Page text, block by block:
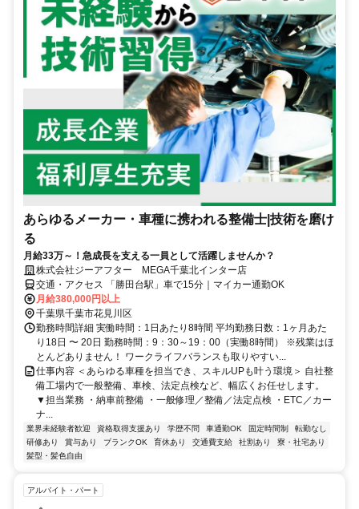
あらゆるメーカー・車種に携われる整備士|技術を磨け
る
月給33万～！急成長を支える一員として活躍しませんか？
株式会社ジーアフター MEGA千葉北インター店
交通・アクセス 「勝田台駅」車で15分｜マイカー通勤OK
月給380,000円以上
千葉県千葉市花見川区
勤務時間詳細 実働時間：1日あたり8時間 平均勤務日数：1ヶ月あた
り18日 〜 20日 勤務時間：9：30～19：00（実働8時間） ※残業はほ
とんどありません！ ワークライフバランスも取りやすい...
仕事内容 ＜あらゆる車種を担当でき、スキルUPも叶う環境＞ 自社整
備工場内で一般整備、車検、法定点検など、幅広くお任せします。
▼担当業務 ・納車前整備 ・一般修理／整備／法定点検 ・ETC／カー
ナ...
業界未経験者歓迎 資格取得支援あり 学歴不問 車通勤OK 固定時間制
転勤なし
研修あり
賞与あり ブランクOK 育休あり 交通費支給 社割あり
寮・社宅あり
髪型・髪色自由
アルバイト・パート